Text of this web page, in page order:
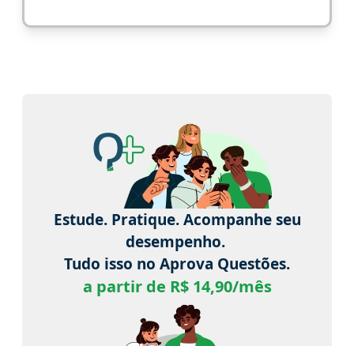
Estude. Pratique. Acompanhe seu
desempenho.
Tudo isso no Aprova Questões.
a partir de R$ 14,90/mês